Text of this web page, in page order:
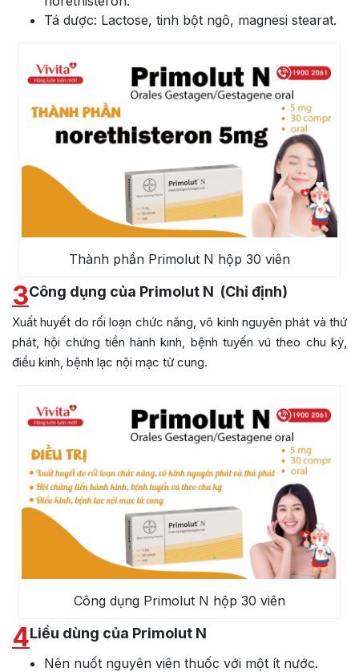
Tá dược: Lactose, tinh bột ngô, magnesi stearat.
Thành phần Primolut N hộp 30 viên
3Công dụng của Primolut N (Chỉ định)
Xuất huyết do rối loạn chức năng, vô kinh nguyên phát và thứ
phát, hội chứng tiền hành kinh, bệnh tuyến vú theo chu kỳ,
điều kinh, bệnh lạc nội mạc tử cung.
Công dụng Primolut N hộp 30 viên
4Liều dùng của Primolut N
Nên nuốt nguyên viên thuốc với một ít nước.